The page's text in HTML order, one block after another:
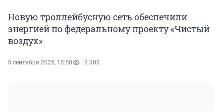
Новую троллейбусную сеть обеспечили
энергией по федеральному проекту «Чистый
воздух»
5 сентября 2025, 15:50 3 303